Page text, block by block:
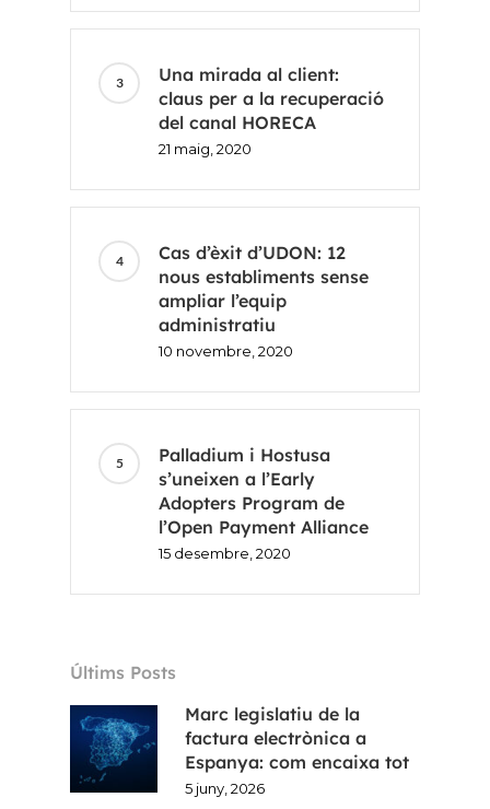
Una mirada al client:
claus per a la recuperació
del canal HORECA
21 maig, 2020
Cas d’èxit d’UDON: 12
nous establiments sense
ampliar l’equip
administratiu
10 novembre, 2020
Palladium i Hostusa
s’uneixen a l’Early
Adopters Program de
l’Open Payment Alliance
15 desembre, 2020
Últims Posts
Marc legislatiu de la
factura electrònica a
Espanya: com encaixa tot
5 juny, 2026
FR
EN